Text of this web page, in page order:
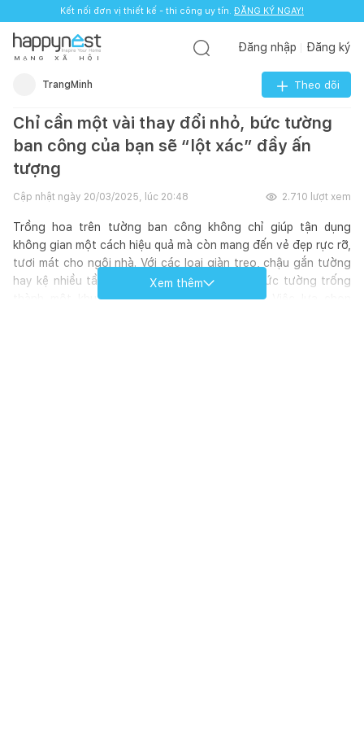
Kết nối đơn vị thiết kế - thi công uy tín. ĐĂNG KÝ NGAY!
M Ạ N G X Ã H Ộ I
Đăng nhập Đăng ký
TrangMinh Theo dõi
Chỉ cần một vài thay đổi nhỏ, bức tường
ban công của bạn sẽ “lột xác” đầy ấn
tượng
Cập nhật ngày 20/03/2025, lúc 20:48 2.710 lượt xem
Trồng hoa trên tường ban công không chỉ giúp tận dụng
không gian một cách hiệu quả mà còn mang đến vẻ đẹp rực rỡ,
tươi mát cho ngôi nhà. Với các loại giàn treo, chậu gắn tường
hay kệ nhiều tầng, bạn có thể dễ dàng biến bức tường trống
thành một khu vườn thu nhỏ đầy màu sắc. Việc lựa chọn
Xem thêm